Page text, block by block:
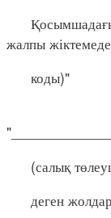
Қосымшадағы
жалпы
коды)"
(салық
деген жолдар